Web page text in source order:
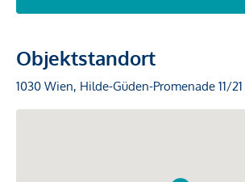
Objektstandort
1030 Wien, Hilde-Güden-Promenade 11/21